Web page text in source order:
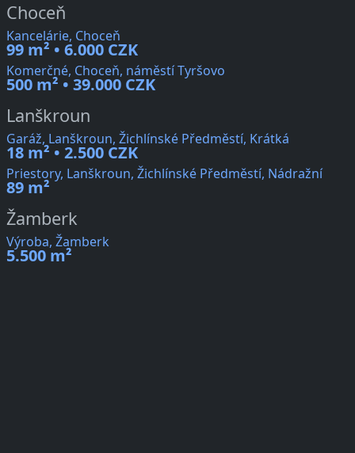
Choceň
Kancelárie, Choceň
99 m² • 6.000 CZK
Komerčné, Choceň, náměstí Tyršovo
500 m² • 39.000 CZK
Lanškroun
Garáž, Lanškroun, Žichlínské Předměstí, Krátká
18 m² • 2.500 CZK
Priestory, Lanškroun, Žichlínské Předměstí, Nádražní
89 m²
Žamberk
Výroba, Žamberk
5.500 m²